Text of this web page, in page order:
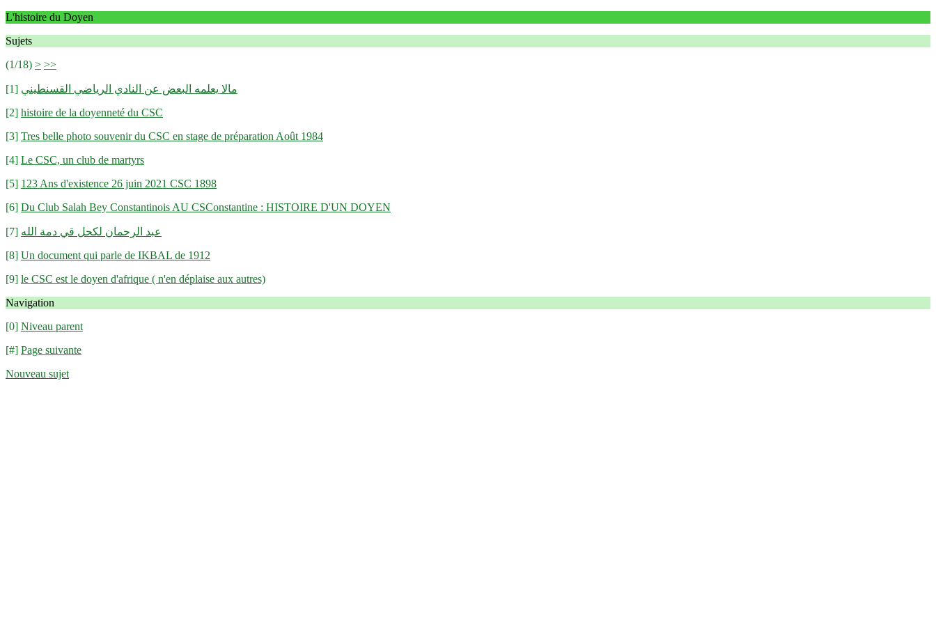
L'histoire du Doyen
Sujets
(1/18) > >>
[1] مالا يعلمه البعض عن النادي الرياضي القسنطيني
[2] histoire de la doyenneté du CSC
[3] Tres belle photo souvenir du CSC en stage de préparation Août 1984
[4] Le CSC, un club de martyrs
[5] 123 Ans d'existence 26 juin 2021 CSC 1898
[6] Du Club Salah Bey Constantinois AU CSConstantine : HISTOIRE D'UN DOYEN
[7] عبد الرحمان لكحل قي دمة الله
[8] Un document qui parle de IKBAL de 1912
[9] le CSC est le doyen d'afrique ( n'en déplaise aux autres)
Navigation
[0] Niveau parent
[#] Page suivante
Nouveau sujet